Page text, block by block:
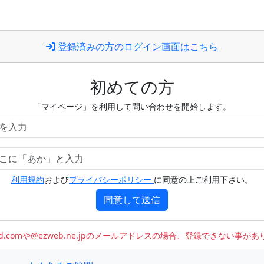
登録済みの方のログイン画面はこちら
初めての方
「マイページ」を利用して問い合わせを開始します。
利用規約およびプライバシーポリシー に同意の上ご利用下さい。
同意して送信
や@ezweb.ne.jpのメールアドレスの場合、登録できない事があ